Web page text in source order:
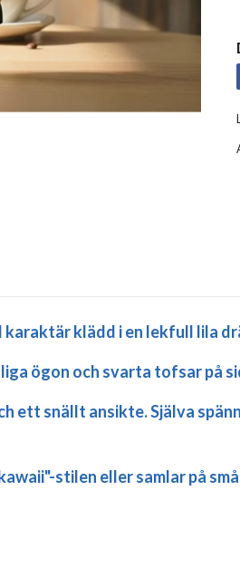
karaktärklädd i en lekfull lila
ögon och svarta tofsar på
ett snällt ansikte. Själva
stilen eller samlar på